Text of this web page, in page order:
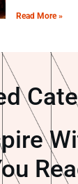
Read More »